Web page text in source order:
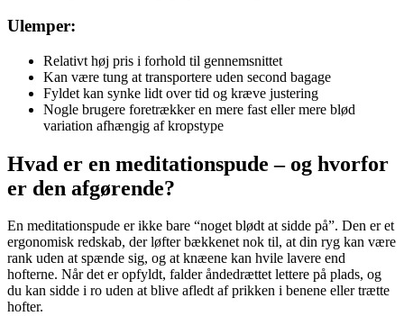
Ulemper:
Relativt høj pris i forhold til gennemsnittet
Kan være tung at transportere uden second bagage
Fyldet kan synke lidt over tid og kræve justering
Nogle brugere foretrækker en mere fast eller mere blød
variation afhængig af kropstype
Hvad er en meditationspude – og hvorfor
er den afgørende?
En meditationspude er ikke bare “noget blødt at sidde på”. Den er et
ergonomisk redskab, der løfter bækkenet nok til, at din ryg kan være
rank uden at spænde sig, og at knæene kan hvile lavere end
hofterne. Når det er opfyldt, falder åndedrættet lettere på plads, og
du kan sidde i ro uden at blive afledt af prikken i benene eller trætte
hofter.